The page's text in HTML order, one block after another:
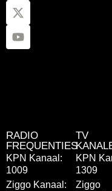
RADIO
FREQUENTIES
KPN Kanaal:
1009
Ziggo Kanaal:
TV
KPN
1309
Ziggo